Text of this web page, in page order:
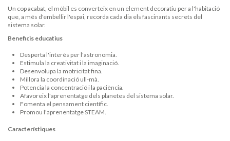
Un cop acabat, el mòbil es converteix en un element decoratiu per a l'habitació
que, a més d'embellir l'espai, recorda cada dia els fascinants secrets del
sistema solar.
Beneficis educatius
Desperta l'interès per l'astronomia.
Estimula la creativitat i la imaginació.
Desenvolupa la motricitat fina.
Millora la coordinació ull-mà.
Potencia la concentració i la paciència.
Afavoreix l'aprenentatge dels planetes del sistema solar.
Fomenta el pensament científic.
Promou l'aprenentatge STEAM.
Característiques